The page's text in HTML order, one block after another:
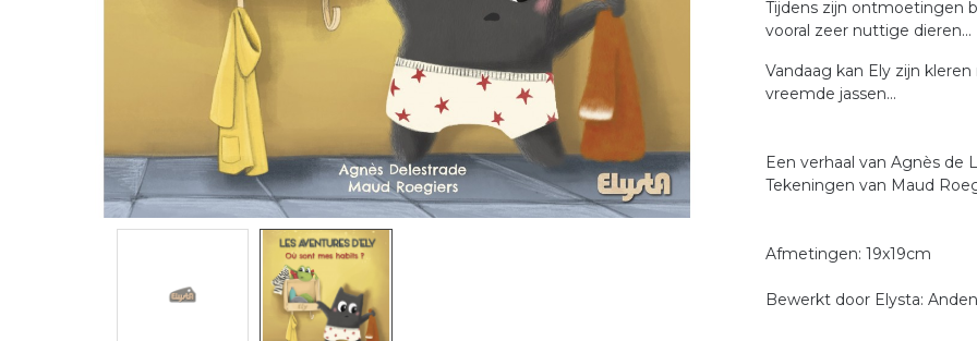
Tijdens zijn ontmoetingen
vooral zeer nuttige dieren...
Vandaag kan Ely zijn
vreemde jassen...
Een verhaal van Agnès de
Tekeningen van Maud
Afmetingen: 19x19cm
Bewerkt door Elysta: